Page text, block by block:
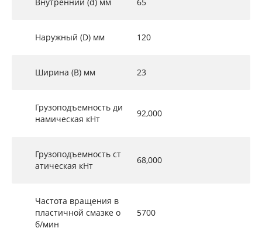
Наружный (D) мм 120
Ширина (B) мм 23
Грузоподъемность ди
намическая кНт
92,000
Грузоподъемность ст
атическая кНт
68,000
Частота вращения в
пластичной смазке о
б/мин
5700